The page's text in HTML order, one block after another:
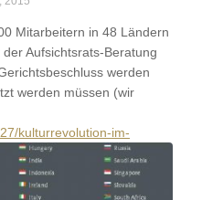
Mitarbeitern in 48 Ländern
Aufsichtsrats-Beratung
werden
werden müssen (wir
kulturrevolution-im-